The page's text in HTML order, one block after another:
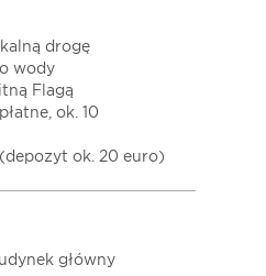
drogę
wody
Flagą
ok. 10
ok. 20 euro)
główny